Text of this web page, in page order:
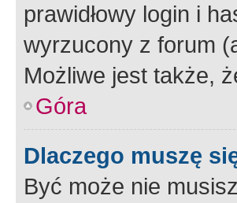
prawidłowy login i
wyrzucony z forum
Możliwe jest także,
Góra
Dlaczego muszę
Być może nie